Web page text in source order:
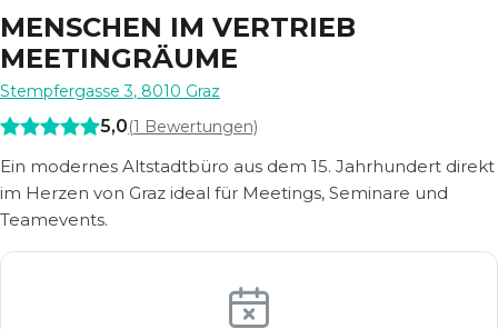
MENSCHEN IM VERTRIEB
MEETINGRÄUME
Stempfergasse 3, 8010 Graz
5,0(1 Bewertungen)
Ein modernes Altstadtbüro aus dem 15. Jahrhundert direkt
im Herzen von Graz ideal für Meetings, Seminare und
Teamevents.